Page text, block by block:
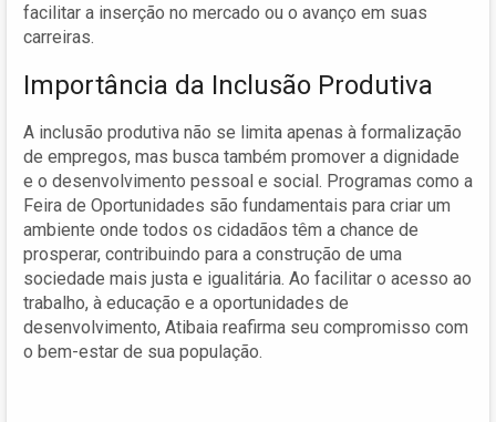
facilitar a inserção no mercado ou o avanço em suas
carreiras.
Importância da Inclusão Produtiva
A inclusão produtiva não se limita apenas à formalização
de empregos, mas busca também promover a dignidade
e o desenvolvimento pessoal e social. Programas como a
Feira de Oportunidades são fundamentais para criar um
ambiente onde todos os cidadãos têm a chance de
prosperar, contribuindo para a construção de uma
sociedade mais justa e igualitária. Ao facilitar o acesso ao
trabalho, à educação e a oportunidades de
desenvolvimento, Atibaia reafirma seu compromisso com
o bem-estar de sua população.